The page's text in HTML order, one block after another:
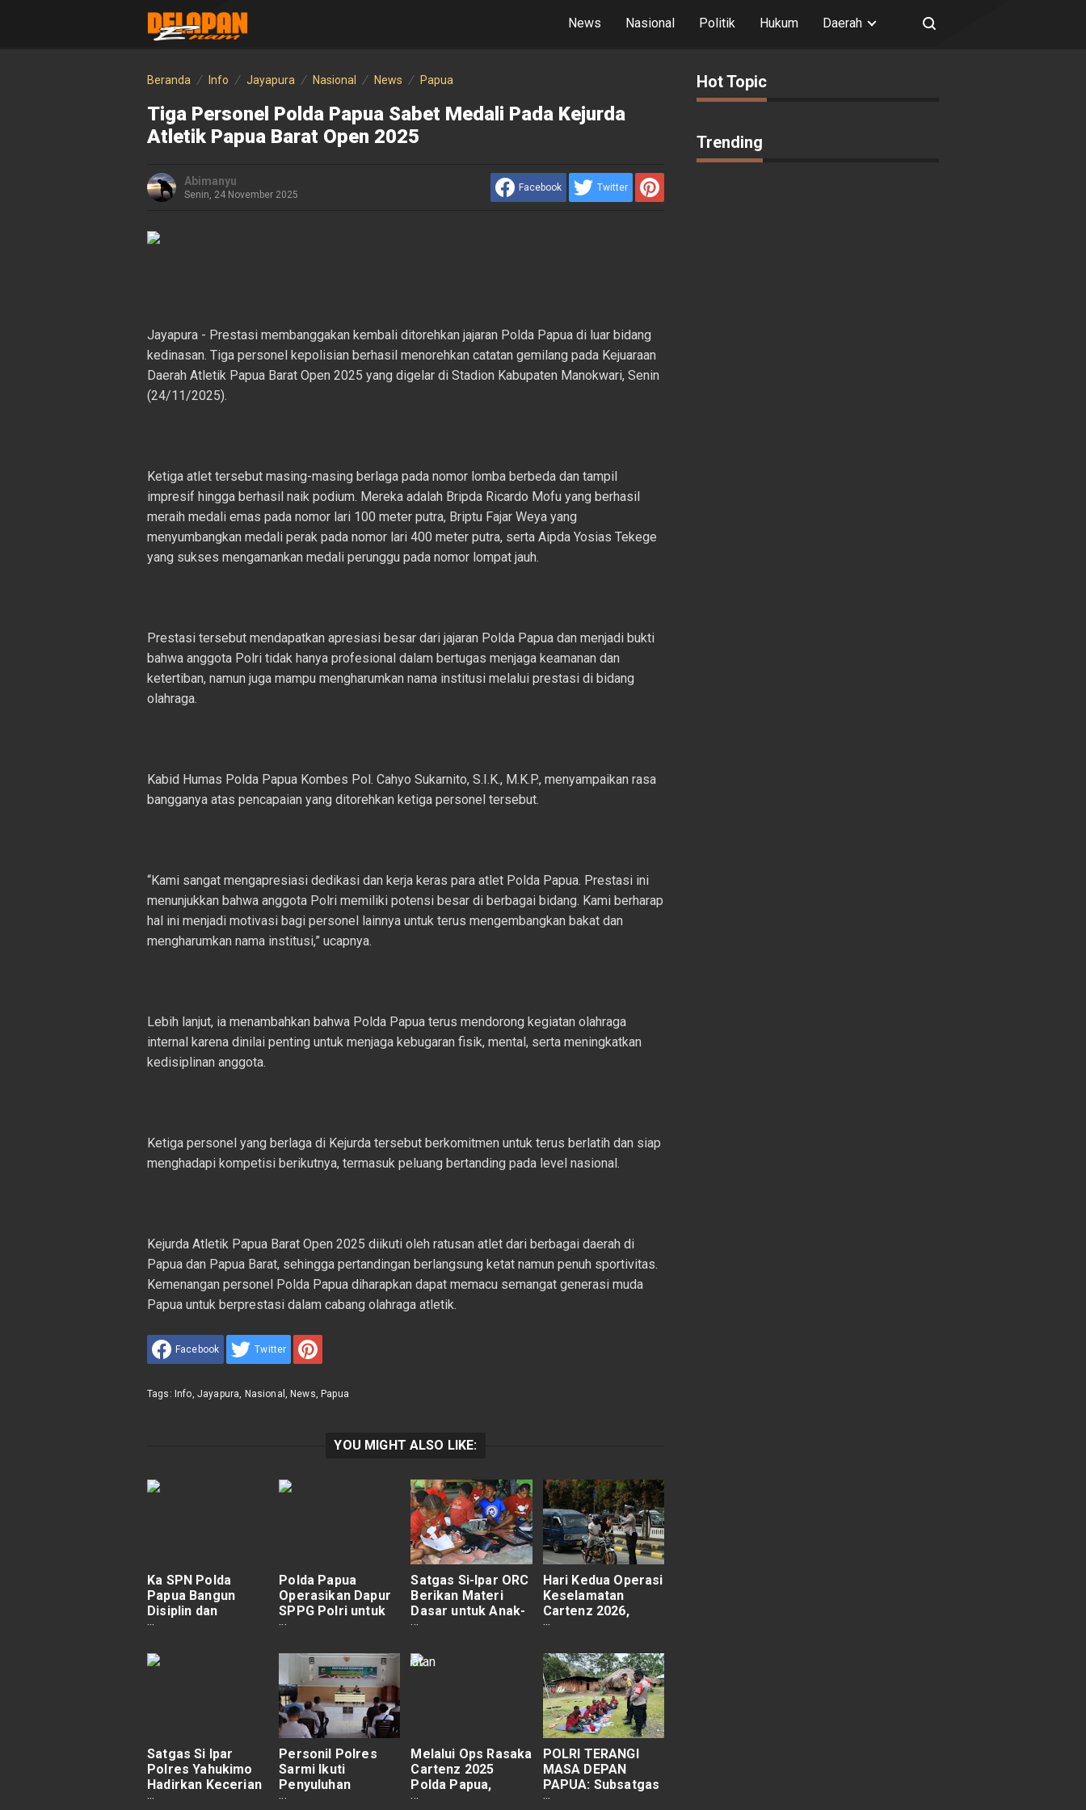
News Nasional Politik Hukum Daerah
Beranda Info Jayapura Nasional News Papua
Tiga Personel Polda Papua Sabet Medali Pada Kejurda
Atletik Papua Barat Open 2025
Abimanyu
Senin, 24 November 2025
Facebook Twitter
Jayapura - Prestasi membanggakan kembali ditorehkan jajaran Polda Papua di luar bidang
kedinasan. Tiga personel kepolisian berhasil menorehkan catatan gemilang pada Kejuaraan
Daerah Atletik Papua Barat Open 2025 yang digelar di Stadion Kabupaten Manokwari, Senin
(24/11/2025).
Ketiga atlet tersebut masing-masing berlaga pada nomor lomba berbeda dan tampil
impresif hingga berhasil naik podium. Mereka adalah Bripda Ricardo Mofu yang berhasil
meraih medali emas pada nomor lari 100 meter putra, Briptu Fajar Weya yang
menyumbangkan medali perak pada nomor lari 400 meter putra, serta Aipda Yosias Tekege
yang sukses mengamankan medali perunggu pada nomor lompat jauh.
Prestasi tersebut mendapatkan apresiasi besar dari jajaran Polda Papua dan menjadi bukti
bahwa anggota Polri tidak hanya profesional dalam bertugas menjaga keamanan dan
ketertiban, namun juga mampu mengharumkan nama institusi melalui prestasi di bidang
olahraga.
Kabid Humas Polda Papua Kombes Pol. Cahyo Sukarnito, S.I.K., M.K.P., menyampaikan rasa
bangganya atas pencapaian yang ditorehkan ketiga personel tersebut.
“Kami sangat mengapresiasi dedikasi dan kerja keras para atlet Polda Papua. Prestasi ini
menunjukkan bahwa anggota Polri memiliki potensi besar di berbagai bidang. Kami berharap
hal ini menjadi motivasi bagi personel lainnya untuk terus mengembangkan bakat dan
mengharumkan nama institusi,” ucapnya.
Lebih lanjut, ia menambahkan bahwa Polda Papua terus mendorong kegiatan olahraga
internal karena dinilai penting untuk menjaga kebugaran fisik, mental, serta meningkatkan
kedisiplinan anggota.
Ketiga personel yang berlaga di Kejurda tersebut berkomitmen untuk terus berlatih dan siap
menghadapi kompetisi berikutnya, termasuk peluang bertanding pada level nasional.
Kejurda Atletik Papua Barat Open 2025 diikuti oleh ratusan atlet dari berbagai daerah di
Papua dan Papua Barat, sehingga pertandingan berlangsung ketat namun penuh sportivitas.
Kemenangan personel Polda Papua diharapkan dapat memacu semangat generasi muda
Papua untuk berprestasi dalam cabang olahraga atletik.
Facebook Twitter
Tags: Info, Jayapura, Nasional , News, Papua
YOU MIGHT ALSO LIKE:
Ka SPN Polda
Papua Bangun
Disiplin dan
Kebersamaan
Upacara Pola
Polda Papua
Operasikan Dapur
SPPG Polri untuk
Dukung Tumbuh
Lewat Program
Makan Bergizi
Gratis
Satgas Si-Ipar ORC
Berikan Materi
Dasar untuk Anak-
Anak di Yalimo
Hari Kedua Operasi
Keselamatan
Cartenz 2026,
Ditlantas Polda
Edukasi dan
Keselamatan
Pengendara
Satgas Si Ipar
Polres Yahukimo
Hadirkan Kecerian
Belajar Bagi Anak-
Personil Polres
Sarmi Ikuti
Penyuluhan
Kesehatan
Melalui Ops Rasaka
Cartenz 2025
Polda Papua,
Satgas Keladi Sagu
POLRI TERANGI
MASA DEPAN
PAPUA: Subsatgas
SI-IPAR Operasi
Hot Topic
Trending